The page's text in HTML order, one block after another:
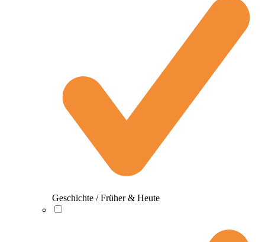
Geschichte / Früher & Heute